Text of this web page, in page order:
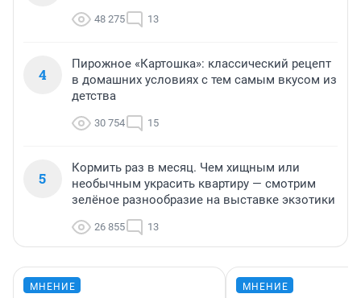
48 275 13
4
Пирожное «Картошка»: классический рецепт
в домашних условиях с тем самым вкусом из
детства
30 754 15
5
Кормить раз в месяц. Чем хищным или
необычным украсить квартиру — смотрим
зелёное разнообразие на выставке экзотики
26 855 13
МНЕНИЕ МНЕНИЕ